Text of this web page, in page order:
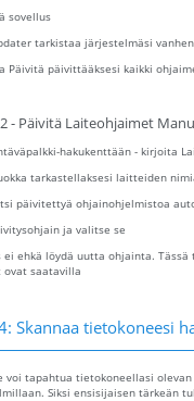
sovellus
tarkistaa järjestelmäsi
Päivitä päivittääksesi kaikki
- Päivitä Laiteohjaimet
hakukenttään - kirjoita
tarkastellaksesi laitteiden
päivitettyä ohjainohjelmistoa
ja valitse se
ei ehkä löydä uutta ohjainta.
saatavilla
Skannaa tietokoneesi
voi tapahtua tietokoneellasi
Siksi ensisijaisen tärkeän